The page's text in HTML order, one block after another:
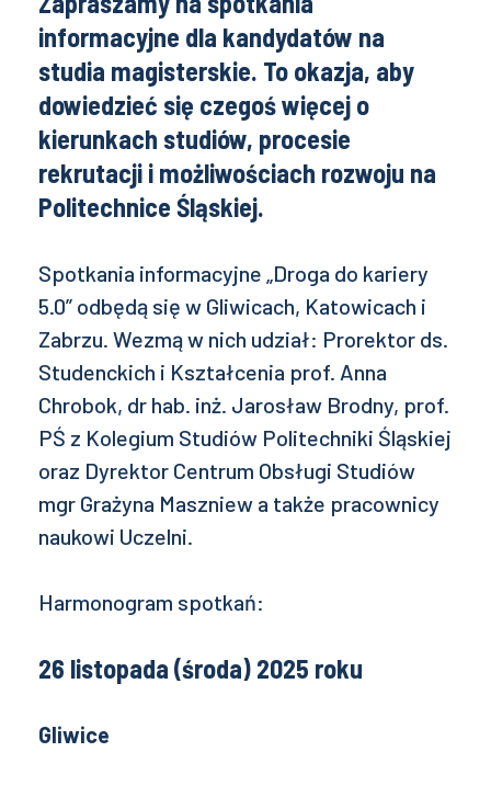
informacyjne dla kandydatów na
studia magisterskie. To okazja, aby
dowiedzieć się czegoś więcej o
kierunkach studiów, procesie
rekrutacji i możliwościach rozwoju na
Politechnice Śląskiej.
Spotkania informacyjne „Droga do kariery
5.0” odbędą się w Gliwicach, Katowicach i
Zabrzu. Wezmą w nich udział: Prorektor ds.
Studenckich i Kształcenia prof. Anna
Chrobok, dr hab. inż. Jarosław Brodny, prof.
PŚ z Kolegium Studiów Politechniki Śląskiej
oraz Dyrektor Centrum Obsługi Studiów
mgr Grażyna Maszniew a także pracownicy
naukowi Uczelni.
Harmonogram spotkań:
26 listopada (środa) 2025 roku
Gliwice